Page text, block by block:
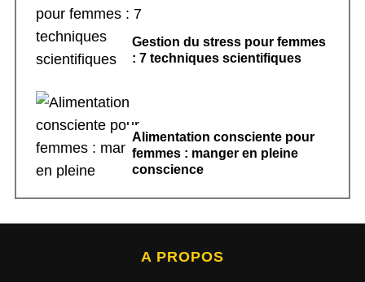
Gestion du stress pour femmes
: 7 techniques scientifiques
Alimentation consciente pour
femmes : manger en pleine
conscience
A PROPOS